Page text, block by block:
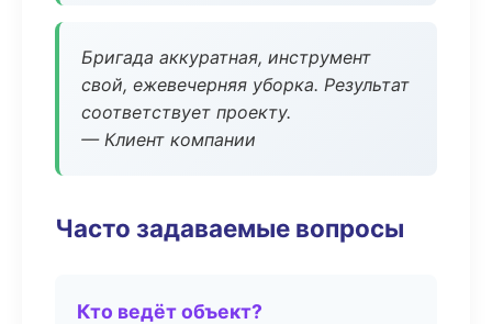
Бригада аккуратная, инструмент
свой, ежевечерняя уборка. Результат
соответствует проекту.
— Клиент компании
Часто задаваемые вопросы
Кто ведёт объект?